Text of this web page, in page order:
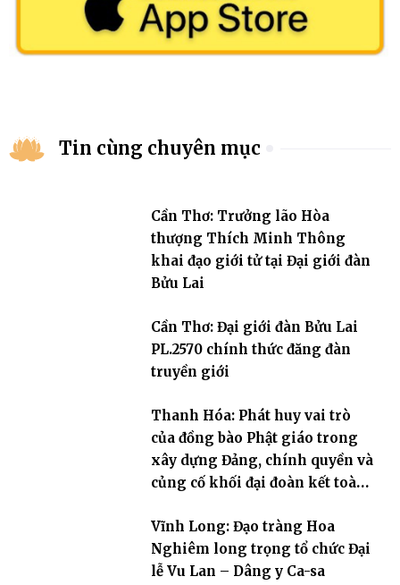
Tin cùng chuyên mục
Cần Thơ: Trưởng lão Hòa
thượng Thích Minh Thông
khai đạo giới tử tại Đại giới đàn
Bửu Lai
Cần Thơ: Đại giới đàn Bửu Lai
PL.2570 chính thức đăng đàn
truyền giới
Thanh Hóa: Phát huy vai trò
của đồng bào Phật giáo trong
xây dựng Đảng, chính quyền và
củng cố khối đại đoàn kết toàn
Vĩnh Long: Đạo tràng Hoa
Nghiêm long trọng tổ chức Đại
lễ Vu Lan – Dâng y Ca-sa